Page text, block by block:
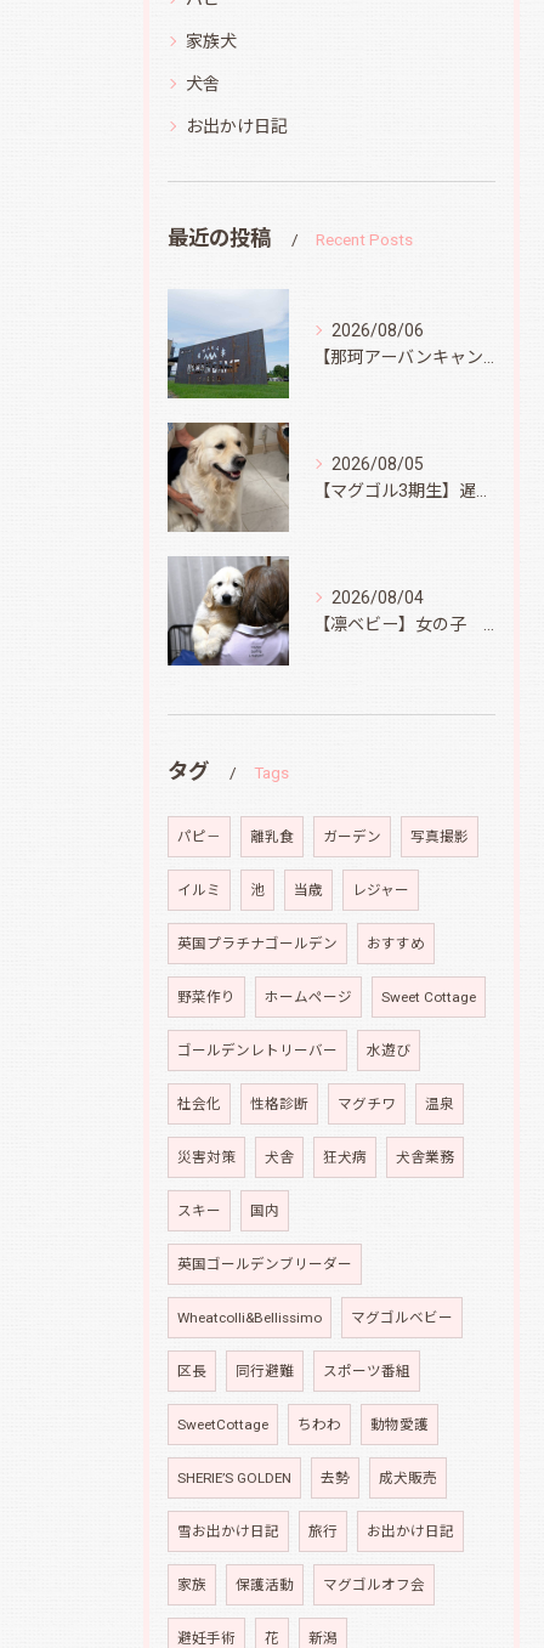
家族犬
犬舎
お出かけ日記
最近の投稿 Recent Posts
2026/08/06
2026/08/05
2026/08/04
タグ Tags
パピ－ 離乳食 ガーデン 写真撮影
イルミ 池 当歳 レジャー
英国プラチナゴールデン おすすめ
野菜作り ホームページ Sweet Cottage
ゴールデンレトリーバー 水遊び
社会化 性格診断 マグチワ 温泉
災害対策 犬舎 狂犬病 犬舎業務
スキー 国内
英国ゴールデンブリーダー
Wheatcolli&Bellissimo マグゴルベビー
区長 同行避難 スポーツ番組
SweetCottage ちわわ 動物愛護
SHERIE’S GOLDEN 去勢 成犬販売
雪お出かけ日記 旅行 お出かけ日記
家族 保護活動 マグゴルオフ会
避妊手術 花 新潟